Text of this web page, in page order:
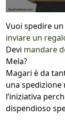
Vuoi spedire un
inviare un
Devi mandare
Mela?
Magari è da
una spedizione
l’iniziativa
dispendioso